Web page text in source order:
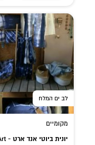
לב ים המלח
מקומיים
יונית ביוטי אנד ארט - Yonit Beauty & Art